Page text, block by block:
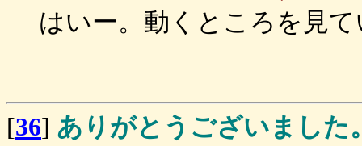
はいー。動くところを見
[36] ありがとうございました